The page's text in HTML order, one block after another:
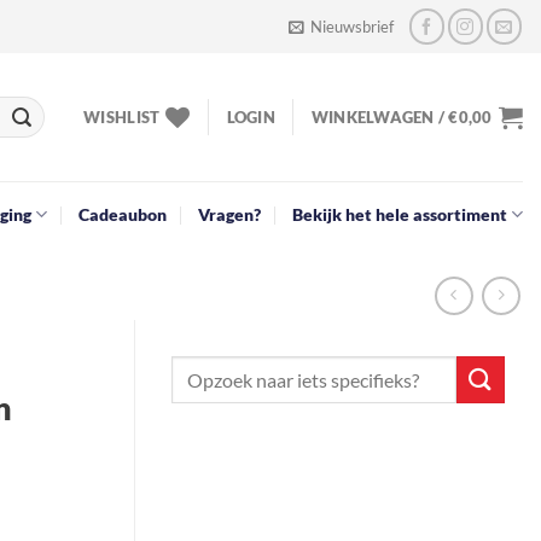
Nieuwsbrief
WISHLIST LOGIN WINKELWAGEN /€0,00
Cadeaubon Vragen? Bekijk het hele assortiment